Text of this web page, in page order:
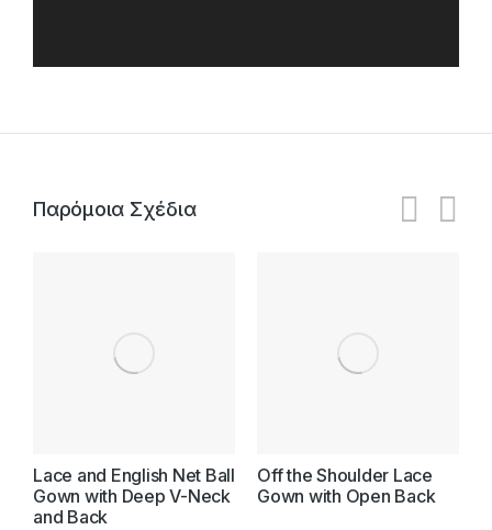
Παρόμοια Σχέδια
Lace and English Net Ball
Gown with Deep V-Neck
and Back
Off the Shoulder Lace
Gown with Open Back